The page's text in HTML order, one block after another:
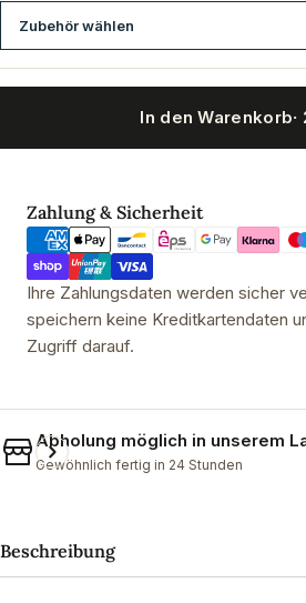
Zubehör wählen
In den Warenkorb
Zahlung & Sicherheit
Zahlungsmethoden
Ihre Zahlungsdaten werden sicher
speichern keine Kreditkartendaten
Zugriff darauf.
Abholung möglich in unserem
Gewöhnlich fertig in 24 Stunden
Beschreibung